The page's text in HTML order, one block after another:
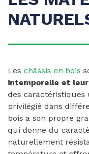
Les châssis en bois
intemporelle et
des
privilégié dans
bois a son propre
qui donne du
naturellement